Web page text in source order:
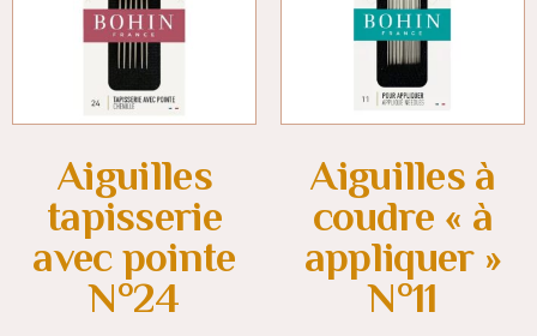
Aiguilles
tapisserie
avec pointe
N°24
Aiguilles à
coudre « à
appliquer »
N°11